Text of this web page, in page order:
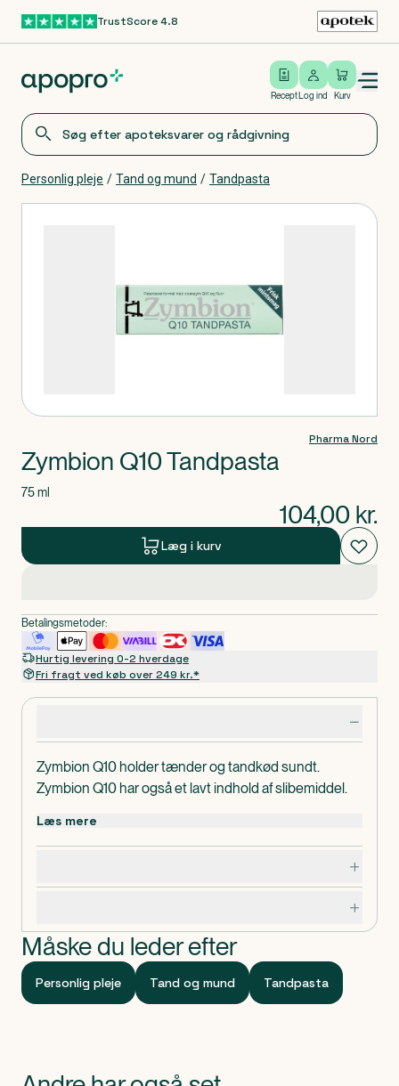
Gå til hovedindholdTrustScore 4.8
Recept
Log ind
Log ind Kurv
Open/close menu
Personlig pleje / Tand og mund / Tandpasta
Zymbion Q10 holder tænder og tandkød sundt.
Zymbion Q10 har også et lavt indhold af slibemiddel.
Læs mere
Måske du leder efter
Personlig pleje Tand og mund Tandpasta
Pharma Nord
Zymbion Q10 Tandpasta
75 ml
104,00 kr.
Læg i kurv
Betalingsmetoder:
Hurtig levering 0-2 hverdage
Fri fragt ved køb over 249 kr.*